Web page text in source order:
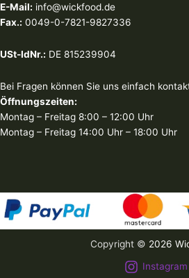
E-Mail: info@wickfood.de
Fax.: 0049-0-7821-9827336
USt-IdNr.: DE 815239904
Bei Fragen können Sie uns einfach
Öffnungszeiten:
Montag – Freitag 8:00 – 12:00 Uhr
Montag – Freitag 14:00 Uhr – 18:00 Uhr
Copyright © 2026
Instagram